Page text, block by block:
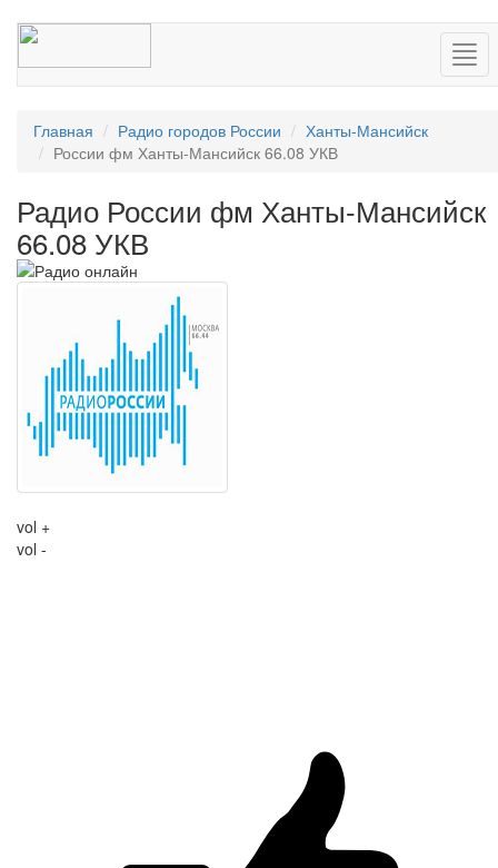
Главная Радио городов России
Ханты-Мансийск
России фм Ханты-Мансийск 66.08 УКВ
Радио России фм Ханты-Мансийск
66.08 УКВ
vol +
vol -